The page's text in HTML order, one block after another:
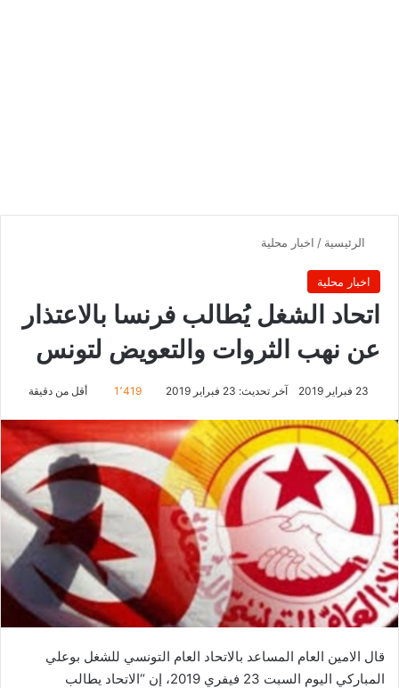
الرئيسية / اخبار محلية
اخبار محلية
اتحاد الشغل يُطالب فرنسا بالاعتذار
عن نهب الثروات والتعويض لتونس
23 فبراير 2019 آخر تحديث: 23 فبراير 2019 1٬419 أقل من دقيقة
قال الامين العام المساعد بالاتحاد العام التونسي للشغل بوعلي
المباركي اليوم السبت 23 فيفري 2019، إن “الاتحاد يطالب